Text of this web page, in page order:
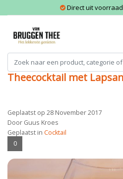
Direct uit
Theecocktail met
Geplaatst op 28 November 2017
Door Guus Kroes
Geplaatst in Cocktail
0